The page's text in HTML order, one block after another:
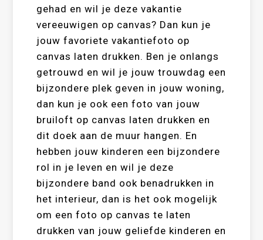
gehad en wil je deze vakantie
vereeuwigen op canvas? Dan kun je
jouw favoriete vakantiefoto op
canvas laten drukken. Ben je onlangs
getrouwd en wil je jouw trouwdag een
bijzondere plek geven in jouw woning,
dan kun je ook een foto van jouw
bruiloft op canvas laten drukken en
dit doek aan de muur hangen. En
hebben jouw kinderen een bijzondere
rol in je leven en wil je deze
bijzondere band ook benadrukken in
het interieur, dan is het ook mogelijk
om een foto op canvas te laten
drukken van jouw geliefde kinderen en